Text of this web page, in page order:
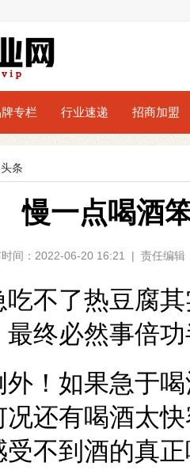
专栏 行业速递 招商加盟
条
慢一点喝酒
时间：2022-06-20 16:21 | 责任编
不了热豆腐
终必然事倍
外！如果急于
还有喝酒太
不到酒的真